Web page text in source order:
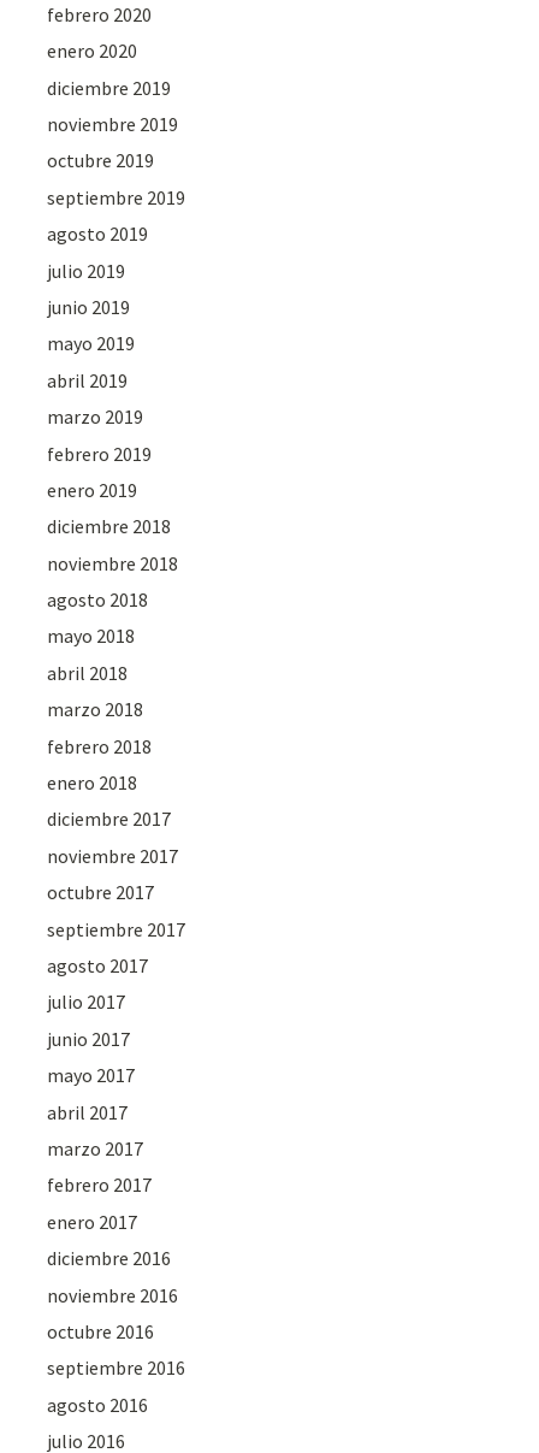
febrero 2020
enero 2020
diciembre 2019
noviembre 2019
octubre 2019
septiembre 2019
agosto 2019
julio 2019
junio 2019
mayo 2019
abril 2019
marzo 2019
febrero 2019
enero 2019
diciembre 2018
noviembre 2018
agosto 2018
mayo 2018
abril 2018
marzo 2018
febrero 2018
enero 2018
diciembre 2017
noviembre 2017
octubre 2017
septiembre 2017
agosto 2017
julio 2017
junio 2017
mayo 2017
abril 2017
marzo 2017
febrero 2017
enero 2017
diciembre 2016
noviembre 2016
octubre 2016
septiembre 2016
agosto 2016
julio 2016